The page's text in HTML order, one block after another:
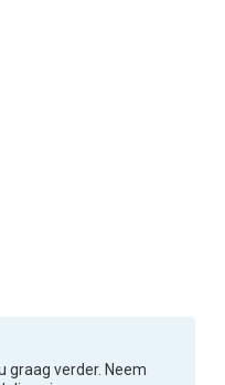
graag verder. Neem